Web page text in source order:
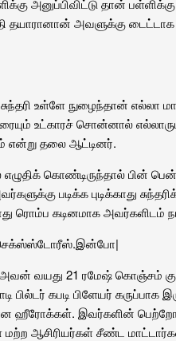
அனுப்பிவிட்டு தான்
தயாரானான் அவளுக்கு டைட்டாக
சுந்தரி உள்ளே நுழைந்தான்
உட்காரச் சொன்னால் எல்லாரும்
என்று தலை ஆட்டினர்.
கொண்டிருந்தால் பின்
படிக்க புடிக்காது
ரொம்ப கடினமாக
.இன்போ|
அவன் வயது 21 ரமேஷ் கொஞ்சம்
கபடி பிளேயர் கருப்பாக
ஹீரோக்கள். இவர்களின்
ஆசிரியர்கள் சீண்ட